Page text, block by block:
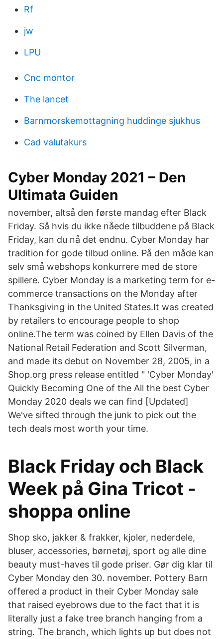
Rf
jw
LPU
Cnc montor
The lancet
Barnmorskemottagning huddinge sjukhus
Cad valutakurs
Cyber Monday 2021 – Den
Ultimata Guiden
november, altså den første mandag efter Black
Friday. Så hvis du ikke nåede tilbuddene på Black
Friday, kan du nå det endnu. Cyber Monday har
tradition for gode tilbud online. På den måde kan
selv små webshops konkurrere med de store
spillere. Cyber Monday is a marketing term for e-
commerce transactions on the Monday after
Thanksgiving in the United States.It was created
by retailers to encourage people to shop
online.The term was coined by Ellen Davis of the
National Retail Federation and Scott Silverman,
and made its debut on November 28, 2005, in a
Shop.org press release entitled " 'Cyber Monday'
Quickly Becoming One of the All the best Cyber
Monday 2020 deals we can find [Updated]
We've sifted through the junk to pick out the
tech deals most worth your time.
Black Friday och Black
Week på Gina Tricot -
shoppa online
Shop sko, jakker & frakker, kjoler, nederdele,
bluser, accessories, børnetøj, sport og alle dine
beauty must-haves til gode priser. Gør dig klar til
Cyber Monday den 30. november. Pottery Barn
offered a product in their Cyber Monday sale
that raised eyebrows due to the fact that it is
literally just a fake tree branch hanging from a
string. The branch, which lights up but does not